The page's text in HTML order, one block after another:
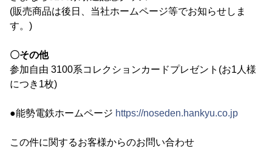
(販売商品は後日、当社ホームページ等でお知らせしま
す。)
〇その他
参加自由 3100系コレクションカードプレゼント(お1人様
につき1枚)
●能勢電鉄ホームページ https://noseden.hankyu.co.jp
この件に関するお客様からのお問い合わせ